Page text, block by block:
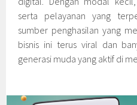
serta pelayanan yang
sumber penghasilan yang
bisnis ini terus viral dan
generasi muda yang aktif di